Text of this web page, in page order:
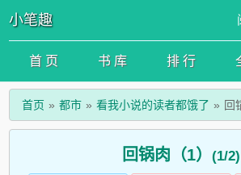
小笔趣
首 页 书 库 排 行
首页 都市 看我小说的读者都饿了 回
回锅肉（1） (1/2)